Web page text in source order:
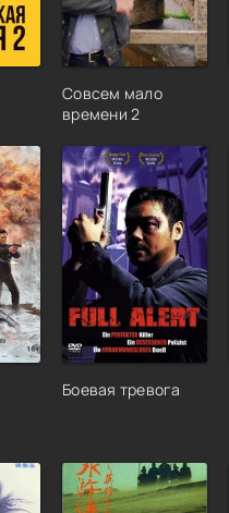
Совсем мало
времени 2
Боевая тревога